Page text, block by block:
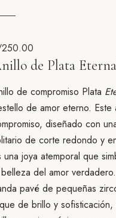
250.00
de Plata
de compromiso Plata
de amor eterno. Este
diseñado con
de corte redondo y
una joya atemporal que
del amor
pavé de pequeñas
de brillo y